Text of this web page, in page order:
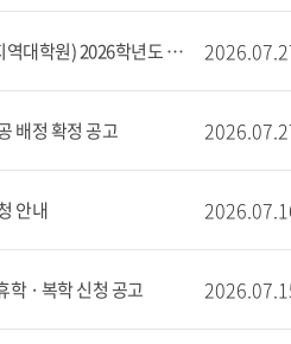
[공통](일반대학원 / 국제지역대학원) 2026학년도 후기 석사예약제 및 학.석사연계과정
배정 확정 공고
안내
학 · 복학 신청 공고